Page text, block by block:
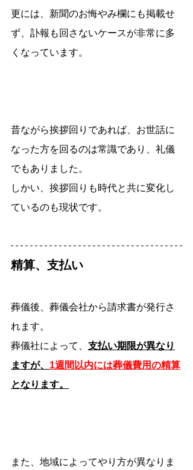
更には、新聞のお悔やみ欄にも掲載せ
ず、訃報も回さないケースが非常に多
くなっています。
昔ながら挨拶回りであれば、お世話に
なった方を回るのは常識であり、礼儀
でもありました。
しかい、挨拶回りも時代と共に変化し
ているのも現状です。
精算、支払い
葬儀後、葬儀会社から請求書が発行さ
れます。
葬儀社によって、 支払い期限が異なり
ますが、 1週間以内には葬儀費用の精算
となります。
また、地域によってやり方が異なりま